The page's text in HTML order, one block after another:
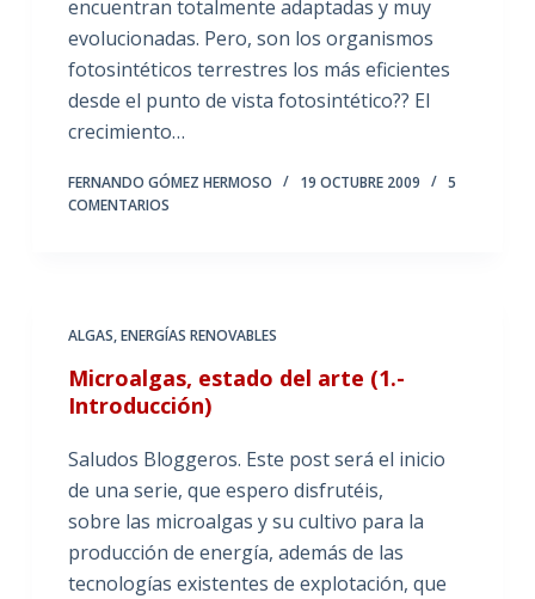
encuentran totalmente adaptadas y muy
evolucionadas. Pero, son los organismos
fotosintéticos terrestres los más eficientes
desde el punto de vista fotosintético?? El
crecimiento…
FERNANDO GÓMEZ HERMOSO 19 OCTUBRE 2009
5
COMENTARIOS
ALGAS,ENERGÍAS RENOVABLES
Microalgas, estado del arte (1.-
Introducción)
Saludos Bloggeros. Este post será el inicio
de una serie, que espero disfrutéis,
sobre las microalgas y su cultivo para la
producción de energía, además de las
tecnologías existentes de explotación, que